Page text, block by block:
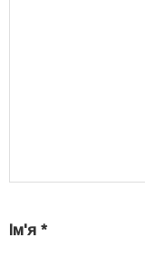
Ім'я *